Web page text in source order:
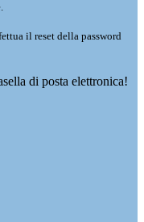
il reset della password
di posta elettronica!